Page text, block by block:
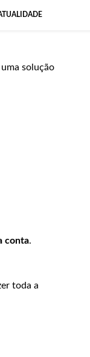
uma solução
conta.
toda a